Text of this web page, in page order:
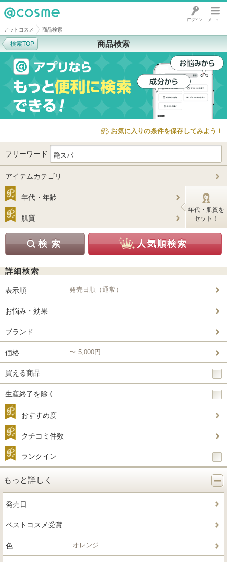
@cosme
アットコスメ 商品検索
商品検索
検索TOP
お気に入りの条件を保存してみよう！
フリーワード
アイテムカテゴリ
年代・年齢
肌質
年代・肌質を
セット！
詳細検索
表示順 発売日順（通常）
お悩み・効果
ブランド
価格 〜 5,000円
買える商品
生産終了を除く
おすすめ度
クチコミ件数
ランクイン
もっと詳しく
発売日
ベストコスメ受賞
色 オレンジ